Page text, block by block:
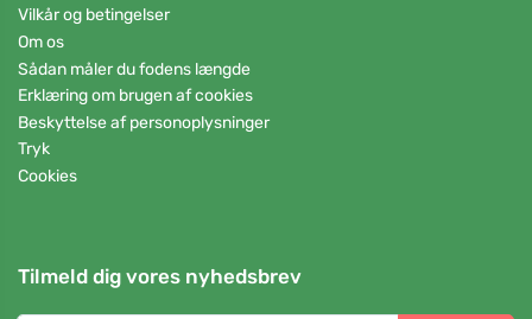
Vilkår og betingelser
Om os
Sådan måler du fodens længde
Erklæring om brugen af cookies
Beskyttelse af personoplysninger
Tryk
Cookies
Tilmeld dig vores nyhedsbrev